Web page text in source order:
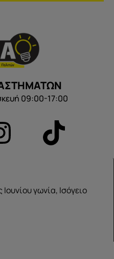
09:00-17:00
γωνία, Ισόγειο